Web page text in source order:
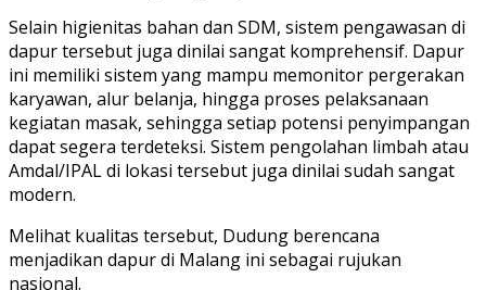
Selain higienitas bahan dan SDM, sistem pengawasan di
dapur tersebut juga dinilai sangat komprehensif. Dapur
ini memiliki sistem yang mampu memonitor pergerakan
karyawan, alur belanja, hingga proses pelaksanaan
kegiatan masak, sehingga setiap potensi penyimpangan
dapat segera terdeteksi. Sistem pengolahan limbah atau
Amdal/IPAL di lokasi tersebut juga dinilai sudah sangat
modern.
Melihat kualitas tersebut, Dudung berencana
menjadikan dapur di Malang ini sebagai rujukan
nasional.